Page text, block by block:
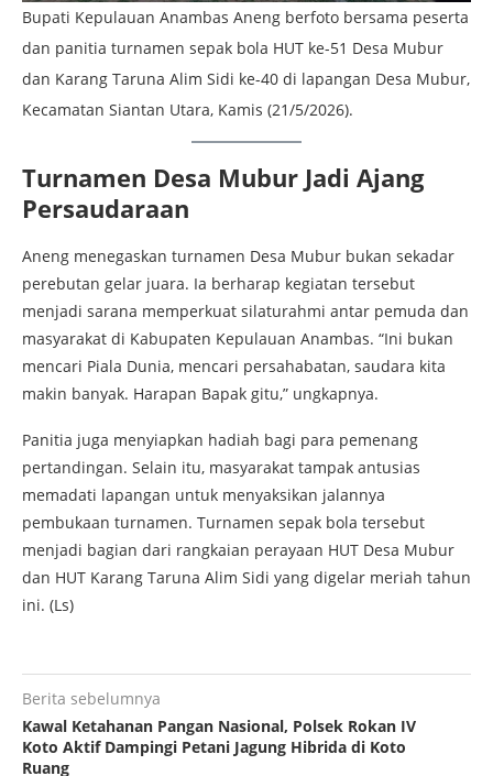
Bupati Kepulauan Anambas Aneng berfoto bersama peserta
dan panitia turnamen sepak bola HUT ke-51 Desa Mubur
dan Karang Taruna Alim Sidi ke-40 di lapangan Desa Mubur,
Kecamatan Siantan Utara, Kamis (21/5/2026).
Turnamen Desa Mubur Jadi Ajang
Persaudaraan
Aneng menegaskan turnamen Desa Mubur bukan sekadar
perebutan gelar juara. Ia berharap kegiatan tersebut
menjadi sarana memperkuat silaturahmi antar pemuda dan
masyarakat di Kabupaten Kepulauan Anambas. “Ini bukan
mencari Piala Dunia, mencari persahabatan, saudara kita
makin banyak. Harapan Bapak gitu,” ungkapnya.
Panitia juga menyiapkan hadiah bagi para pemenang
pertandingan. Selain itu, masyarakat tampak antusias
memadati lapangan untuk menyaksikan jalannya
pembukaan turnamen. Turnamen sepak bola tersebut
menjadi bagian dari rangkaian perayaan HUT Desa Mubur
dan HUT Karang Taruna Alim Sidi yang digelar meriah tahun
ini. (Ls)
Berita sebelumnya
Kawal Ketahanan Pangan Nasional, Polsek Rokan IV
Koto Aktif Dampingi Petani Jagung Hibrida di Koto
Ruang